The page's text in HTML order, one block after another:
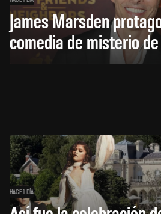
James Marsden
comedia de misterio
HACE 1 DÍA